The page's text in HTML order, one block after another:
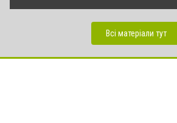
Всі матеріали тут